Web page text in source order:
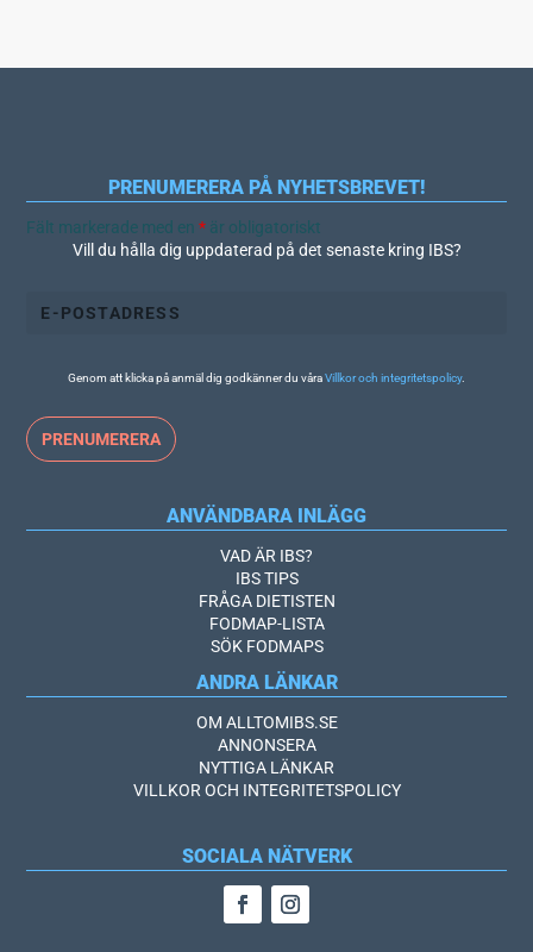
PRENUMERERA PÅ NYHETSBREVET!
Fält markerade med en* är obligatoriskt
Vill du hålla dig uppdaterad på det senaste kring IBS?
Genom att klicka på anmäl dig godkänner du våraVillkor och integritetspolicy.
ANVÄNDBARA INLÄGG
VAD ÄR IBS?
IBS TIPS
FRÅGA DIETISTEN
FODMAP-LISTA
SÖK FODMAPS
ANDRA LÄNKAR
OM ALLTOMIBS.SE
ANNONSERA
NYTTIGA LÄNKAR
VILLKOR OCH INTEGRITETSPOLICY
SOCIALA NÄTVERK